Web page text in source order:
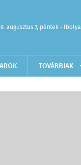
augusztus 7, péntek - Ibolya
TOVÁBBIAK